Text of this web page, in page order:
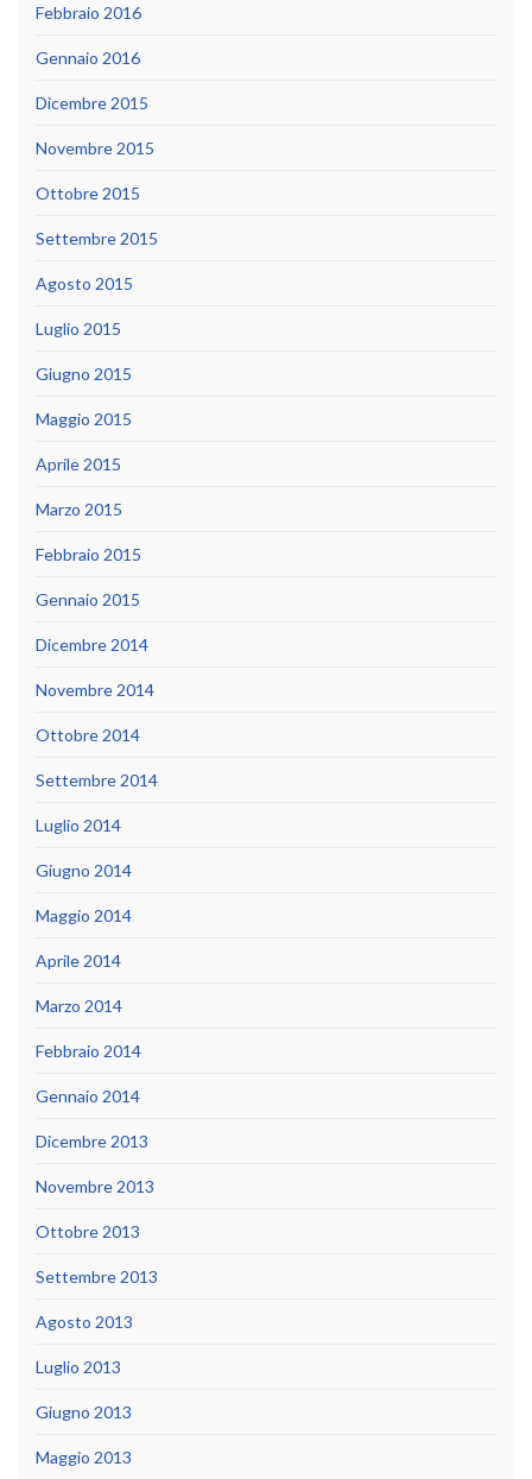
Febbraio 2016
Gennaio 2016
Dicembre 2015
Novembre 2015
Ottobre 2015
Settembre 2015
Agosto 2015
Luglio 2015
Giugno 2015
Maggio 2015
Aprile 2015
Marzo 2015
Febbraio 2015
Gennaio 2015
Dicembre 2014
Novembre 2014
Ottobre 2014
Settembre 2014
Luglio 2014
Giugno 2014
Maggio 2014
Aprile 2014
Marzo 2014
Febbraio 2014
Gennaio 2014
Dicembre 2013
Novembre 2013
Ottobre 2013
Settembre 2013
Agosto 2013
Luglio 2013
Giugno 2013
Maggio 2013